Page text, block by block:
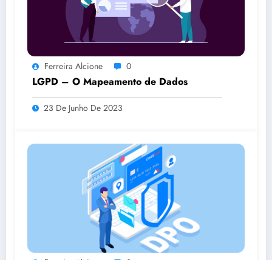
Ferreira Alcione 0
LGPD – O Mapeamento de Dados
23 De Junho De 2023